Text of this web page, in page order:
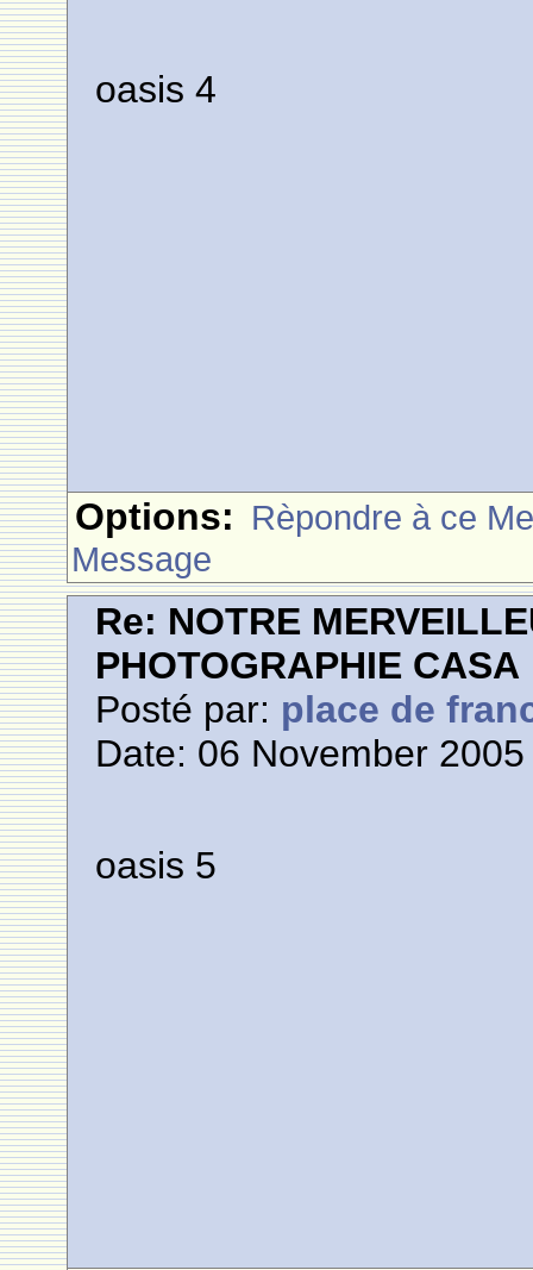
oasis 4
Options: Rèpondre à ce
Message
Re: NOTRE
PHOTOGRAPHIE CASA
Posté par: place de
Date: 06 November
oasis 5